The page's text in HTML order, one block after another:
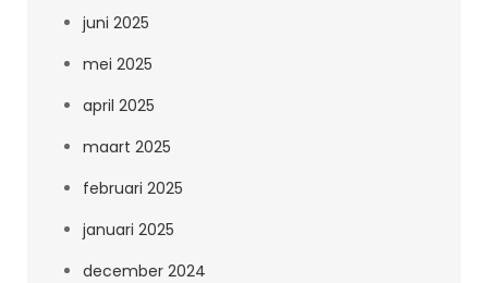
juni 2025
mei 2025
april 2025
maart 2025
februari 2025
januari 2025
december 2024